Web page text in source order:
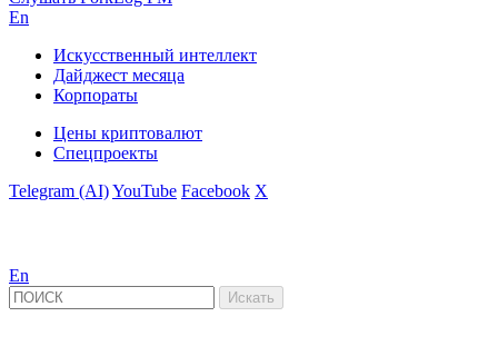
En
Искусственный интеллект
Дайджест месяца
Корпораты
Цены криптовалют
Спецпроекты
Telegram (AI)YouTube Facebook X
En